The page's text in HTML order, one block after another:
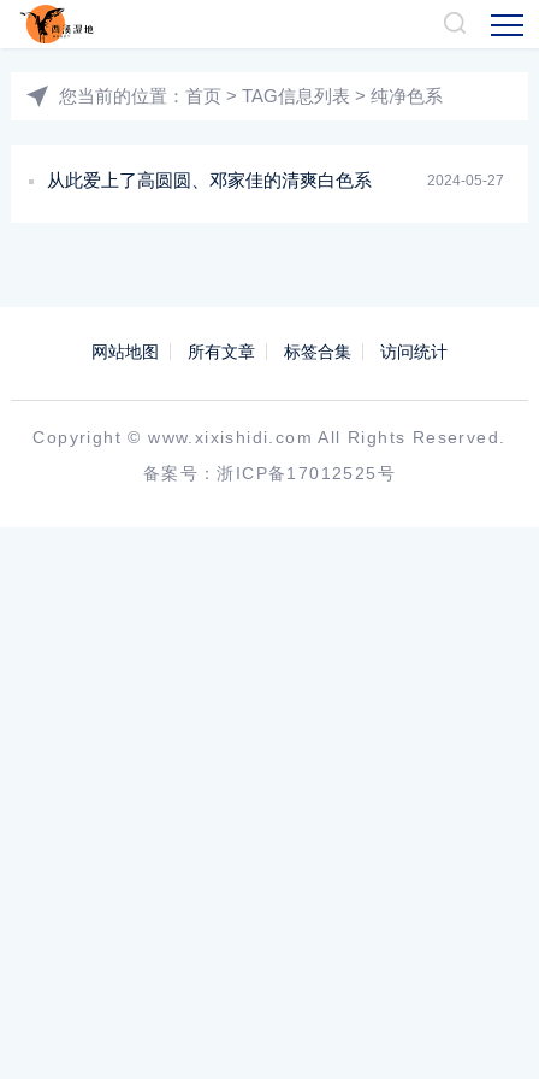
您当前的位置： 首页 > TAG信息列表 > 纯净色系
2024-05-27
从此爱上了高圆圆、邓家佳的清爽白色系
网站地图 所有文章 标签合集 访问统计
Copyright ©www.xixishidi.com All Rights Reserved.
备案号：浙ICP备17012525号